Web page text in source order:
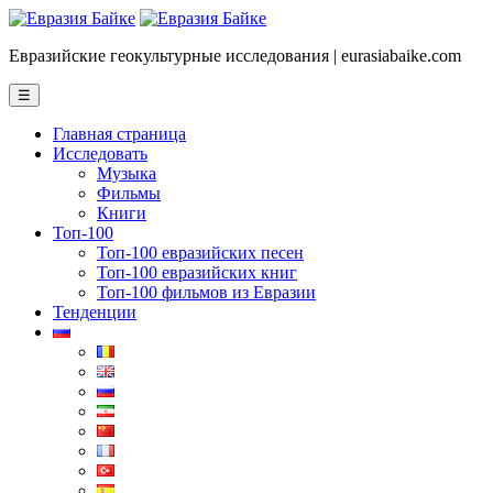
Евразийские геокультурные исследования | eurasiabaike.com
☰
Главная страница
Исследовать
Музыка
Фильмы
Книги
Топ-100
Топ-100 евразийских песен
Топ-100 евразийских книг
Топ-100 фильмов из Евразии
Тенденции